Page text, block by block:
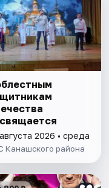
2026 • среда
Канашского района